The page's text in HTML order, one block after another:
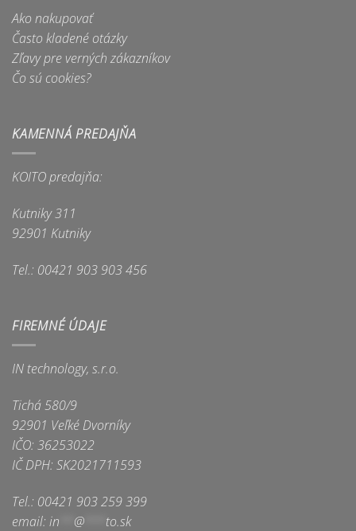
Ako nakupovať
Často kladené otázky
Zľavy pre verných zákazníkov
Čo sú cookies?
KAMENNÁ PREDAJŇA
KOITO predajňa:
Kutniky 311
92901 Kutniky
Tel.: 00421 903 903 456
FIREMNÉ ÚDAJE
IN technology, s.r.o.
Tichá 580/9
92901 Veľké Dvorníky
IČO: 36253022
IČ DPH: SK2021711593
Tel.: 00421 903 259 399
email: in @ to.sk